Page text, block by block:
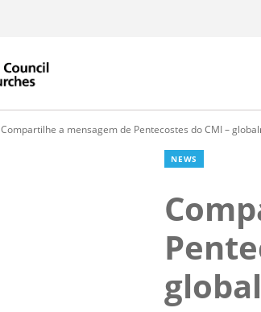
Compartilhe a mensagem de Pentecostes do CMI –
NEWS